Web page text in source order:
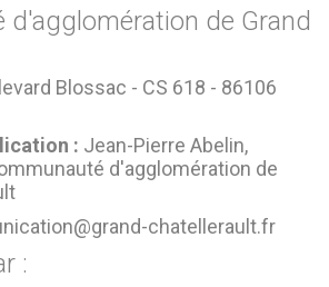
d'agglomération de Grand
Blossac - CS 618 - 86106
: Jean-Pierre Abelin,
d'agglomération de
chatellerault.fr
: